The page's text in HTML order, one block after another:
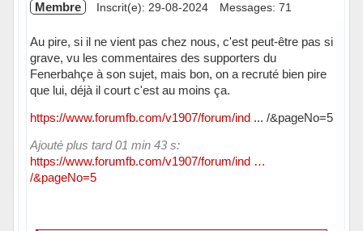
Membre Inscrit(e): 29-08-2024 Messages: 71
Au pire, si il ne vient pas chez nous, c'est peut-être pas si
grave, vu les commentaires des supporters du
Fenerbahçe à son sujet, mais bon, on a recruté bien pire
que lui, déjà il court c'est au moins ça.
https://www.forumfb.com/v1907/forum/ind... /&pageNo=5
Ajouté plus tard 01 min 43 s:
https://www.forumfb.com/v1907/forum/ind …
/&pageNo=5